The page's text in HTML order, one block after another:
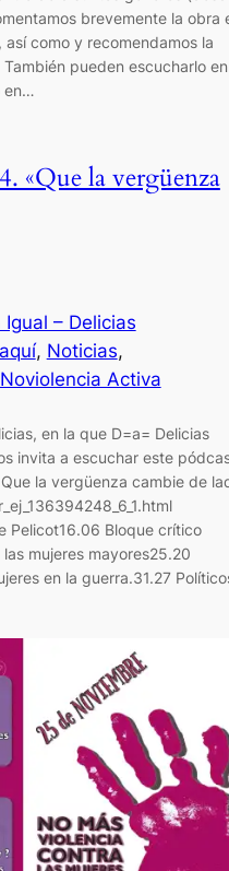
brevemente la obra
como y recomendamos la
pueden escucharlo en
en…
«Que la vergüenza
– Delicias
, Noticias
Noviolencia Activa
en la que D=a= Delicias
invita a escuchar este
la vergüenza cambie de
Pelicot16.06 Bloque crítico
mujeres mayores25.20
en la guerra.31.27